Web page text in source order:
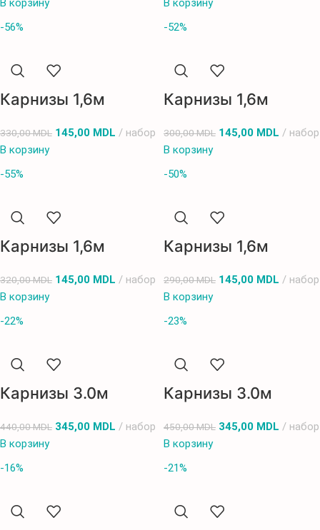
В корзину
В корзину
-56%
Карнизы 1,6м
330,00MDL 145,00 MDL
набор
В корзину
-52%
Карнизы 1,6м
300,00MDL 145,00 MDL
набор
В корзину
-55%
Карнизы 1,6м
320,00MDL 145,00 MDL
набор
В корзину
-50%
Карнизы 1,6м
290,00MDL 145,00 MDL
набор
В корзину
-22%
Карнизы 3.0м
440,00MDL 345,00 MDL
набор
В корзину
-23%
Карнизы 3.0м
450,00MDL 345,00 MDL
набор
В корзину
-16%
-21%